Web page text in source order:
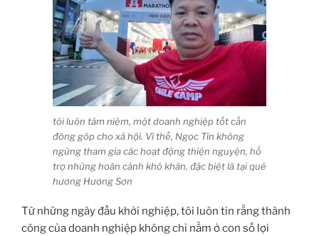
tôi luôn tâm niệm, một doanh nghiệp tốt cần
đóng góp cho xã hội. Vì thế, Ngọc Tín không
ngừng tham gia các hoạt động thiện nguyện, hỗ
trợ những hoàn cảnh khó khăn, đặc biệt là tại quê
hương Hương Sơn
Từ những ngày đầu khởi nghiệp, tôi luôn tin rằng thành
công của doanh nghiệp không chỉ nằm ở con số lợi